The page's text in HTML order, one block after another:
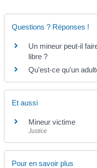
Questions ? Réponses !
Un mineur peut-il
libre ?
Qu'est-ce qu'un
Et aussi
Mineur victime
Justice
Pour en savoir plus